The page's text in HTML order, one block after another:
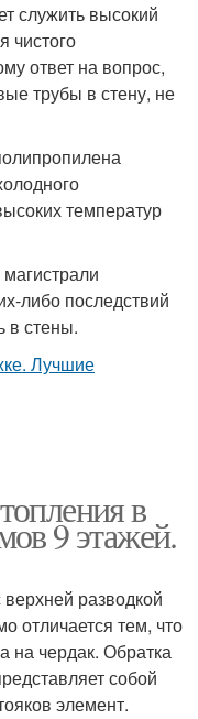
служить высокий
чистого
ответ на вопрос,
трубы в стену, не
температур
либо последствий
в стены.
в
9 этажей.
разводкой
отличается тем, что
на чердак. Обратка
собой
элемент.